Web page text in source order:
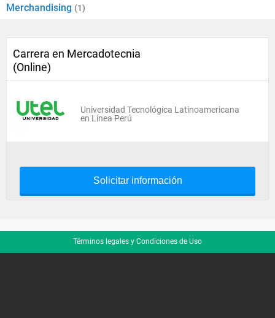
Merchandising (1)
Carrera en Mercadotecnia
(Online)
Universidad Tecnológica Latinoamericana
en Línea Perú
Solicitar información
Términos legales y Condiciones de Uso